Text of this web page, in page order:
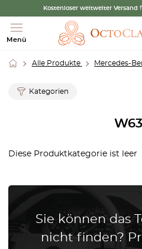
Kostenloser weltweiter Versand
Menü
Alle Produkte Mercedes-
Kategorien
Diese Produktkategorie ist leer
Sie können das
nicht finden?